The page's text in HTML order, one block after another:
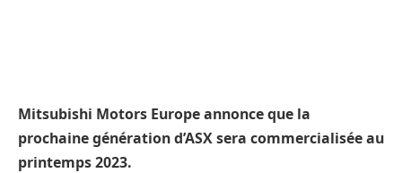
Mitsubishi Motors Europe annonce que la
prochaine génération d’ASX sera commercialisée au
printemps 2023.